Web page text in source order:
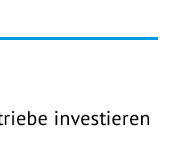
investieren